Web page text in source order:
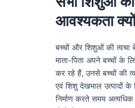
आवश्यकता क्यों
बच्चों और शिशुओं की त्वचा
माता-पिता अपने बच्चों के
कर रहे हैं, उनसे बच्चों की
एवं शिशु देखभाल उत्पादों
निर्माण करते समय